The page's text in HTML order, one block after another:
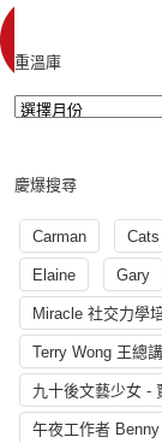
重溫庫
慶爆搜尋
Carman Cats
Elaine Gary
Miracle 社交力學
Terry Wong 王總
九十後文藝少女 -
午夜工作者 Benny